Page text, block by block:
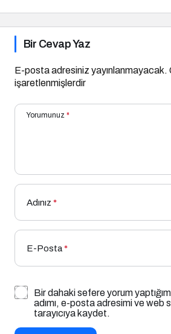
Bir Cevap Yaz
E-posta adresiniz yayınlanmayacak.
işaretlenmişlerdir
Yorumunuz *
Adınız *
E-Posta*
Bir dahaki sefere yorum
adımı, e-posta adresimi ve web
tarayıcıya kaydet.